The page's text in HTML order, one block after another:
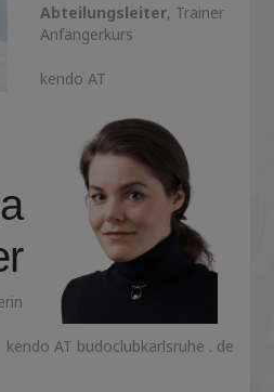
Abteilungsleiter, Trainer
Anfängerkurs
kendo AT
kendo AT budoclubkarlsruhe . de